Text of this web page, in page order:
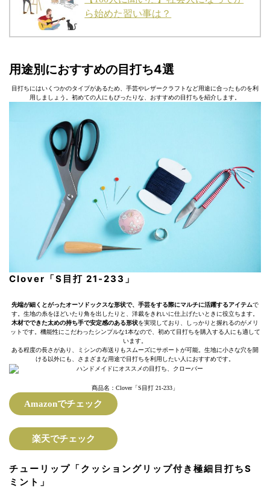
ら始めた習い事は？
用途別におすすめの目打ち4選
目打ちにはいくつかのタイプがあるため、手芸やレザークラフトなど用途に合ったものを利
用しましょう。初めての人にもぴったりな、おすすめの目打ちを紹介します。
Clover「S目打 21-233」
先端が細くとがったオーソドックスな形状で、手芸をする際にマルチに活躍するアイテムで
す。生地の糸をほどいたり角を出したりと、洋裁をきれいに仕上げたいときに役立ちます。
木材でできた太めの持ち手で安定感のある形状を実現しており、しっかりと握れるのがメリ
ットです。機能性にこだわったシンプルな1本なので、初めて目打ちを購入する人にも適して
います。
ある程度の長さがあり、ミシンの布送りもスムーズにサポートが可能。生地に小さな穴を開
ける以外にも、さまざまな用途で目打ちを利用したい人におすすめです。
商品名：Clover「S目打 21-233」
Amazonでチェック
楽天でチェック
チューリップ「クッショングリップ付き極細目打ちS
ミント」